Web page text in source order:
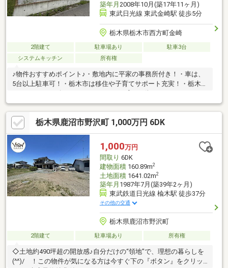
築年月 2008年10月(築17年11ヶ月)
東武日光線 東武金崎駅 徒歩5分
栃木県栃木市西方町金崎
2階建て 駐車場あり
駐車3台
システムキッチン
所有権
♪物件おすすめポイント♪・敷地内に平家の事務所付き！・車は、
5台以上駐車可！・栃木市は移住や子育てサポート充実！・栃木市
栃木県鹿沼市野沢町 1,000万円 6DK
1,000万円
間取り 6DK
建物面積160.89m2
土地面積1641.02m2
築年月 1987年7月(築39年2ヶ月)
東武鉄道日光線 楡木駅 徒歩37分
その他の交通
栃木県鹿沼市野沢町
2階建て 駐車場あり 所有権
◇土地約490坪超の開放感♪自分だけの“領地”で、理想の暮らしを
(^^)/ ！この物件が気になる方は今すぐ下の『ボタン』をクリッ